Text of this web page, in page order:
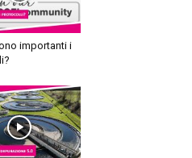
importanti i